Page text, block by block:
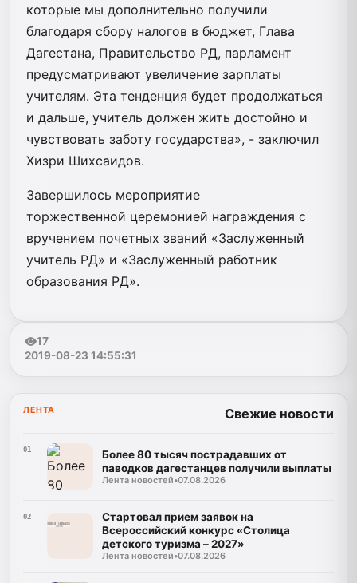
которые мы дополнительно получили
благодаря сбору налогов в бюджет, Глава
Дагестана, Правительство РД, парламент
предусматривают увеличение зарплаты
учителям. Эта тенденция будет продолжаться
и дальше, учитель должен жить достойно и
чувствовать заботу государства», - заключил
Хизри Шихсаидов.
Завершилось мероприятие
торжественной церемонией награждения с
вручением почетных званий «Заслуженный
учитель РД» и «Заслуженный работник
образования РД».
17
2019-08-23 14:55:31
ЛЕНТА Свежие новости
01
Более 80 тысяч пострадавших от
паводков дагестанцев получили выплаты
Лента новостей•07.08.2026
02
Стартовал прием заявок на
Всероссийский конкурс «Столица
детского туризма – 2027»
Лента новостей•07.08.2026